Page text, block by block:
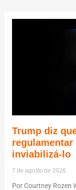
Trump diz
inviabilizá-lo
7 de agosto de 2026
Por Courtney Rozen